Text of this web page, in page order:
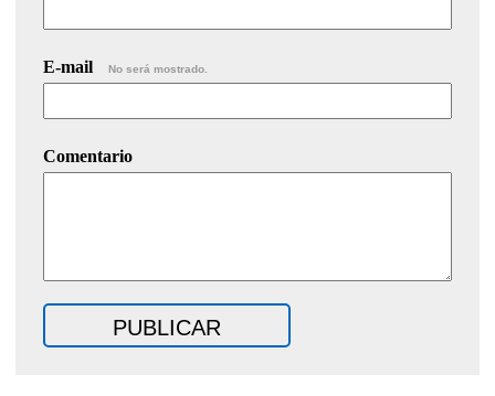
E-mail No será mostrado.
Comentario